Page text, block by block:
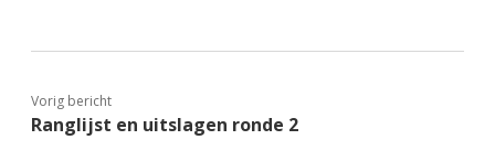
Vorig bericht
Ranglijst en uitslagen ronde 2